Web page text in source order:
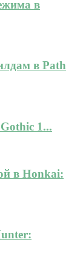
в
в Path
1...
в Honkai: